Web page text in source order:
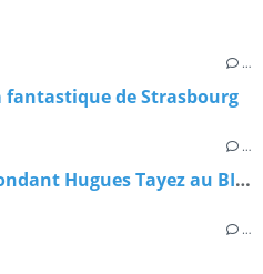
…
de Strasbourg
…
Abigail. De notre correspondant Hugues Tayez au BIFFF 2024
…